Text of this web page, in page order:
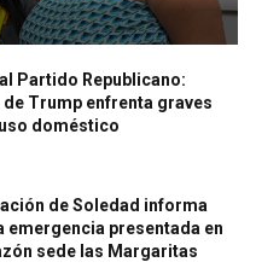
Partido Republicano:
Trump enfrenta graves
doméstico
de Soledad informa
emergencia presentada en
sede las Margaritas